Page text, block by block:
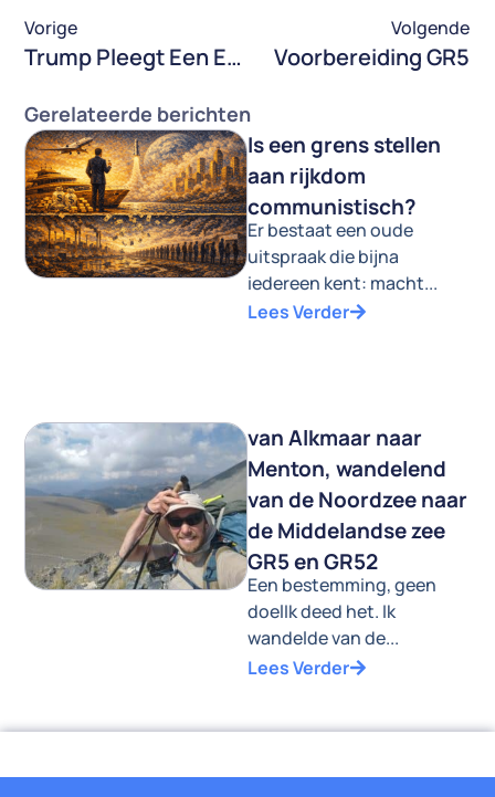
Vorige
Trump Pleegt Een Electorale Coup
Volgende
Voorbereiding GR5
Gerelateerde berichten
Is een grens stellen
aan rijkdom
communistisch?
Er bestaat een oude
uitspraak die bijna
iedereen kent: macht...
Lees Verder
van Alkmaar naar
Menton, wandelend
van de Noordzee naar
de Middelandse zee
GR5 en GR52
Een bestemming, geen
doelIk deed het. Ik
wandelde van de...
Lees Verder